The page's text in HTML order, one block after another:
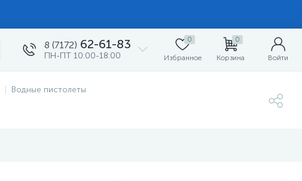
8 (7172) 62-61-83
ПН-ПТ 10:00-18:00
0
Избранное
0
Корзина Войти
Водные пистолеты